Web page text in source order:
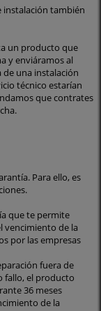
instalación también
un producto que
y enviáramos al
de una instalación
técnico estarían
que contrates
Para ello, es
que te permite
vencimiento de la
por las empresas
fuera de
fallo, el producto
36 meses
de la